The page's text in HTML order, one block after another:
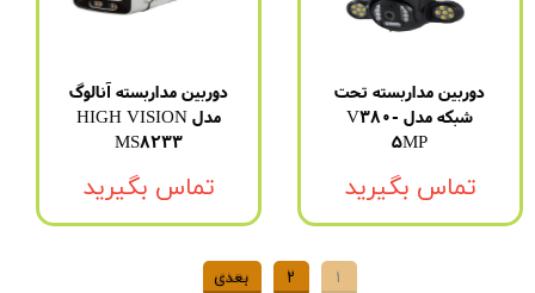
دوربین مداربسته تحت
شبکه مدل V380-
5MP
تماس بگیرید
دوربین مداربسته آنالوگ
مدل HIGH VISION
MS8233
تماس بگیرید
۱ ۲ بعدی